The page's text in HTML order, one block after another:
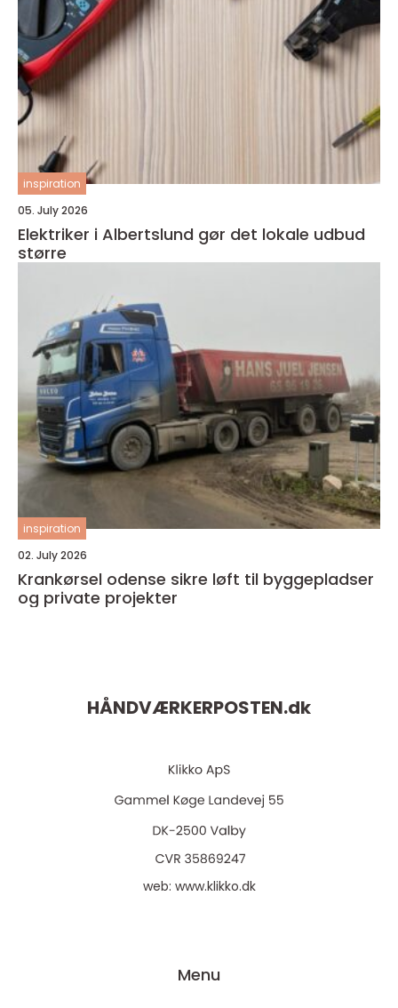
inspiration
05. July 2026
Elektriker i Albertslund gør det lokale udbud
større
inspiration
02. July 2026
Krankørsel odense sikre løft til byggepladser
og private projekter
HÅNDVÆRKERPOSTEN.dk
web: www.klikko.dk
Menu